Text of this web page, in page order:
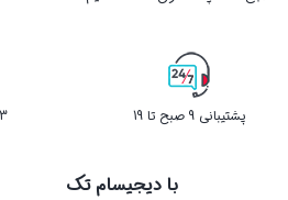
پشتیبانی 9 صبح تا 19 3 روز گارانتی بازگشت کالا در صورت خرابی
با دیجیسام تک